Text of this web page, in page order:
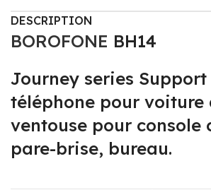
DESCRIPTION
BOROFONE BH14
Journey series Support
téléphone pour voiture
ventouse pour console
pare-brise, bureau.